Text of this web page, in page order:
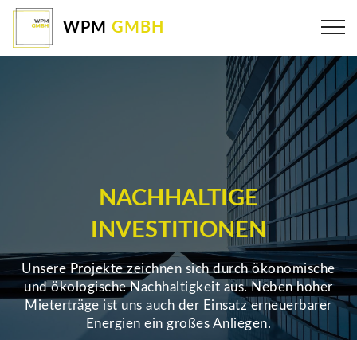
WPM GMBH
NACHHALTIGE
INVESTITIONEN
Unsere Projekte zeichnen sich durch ökonomische
und ökologische Nachhaltigkeit aus. Neben hoher
Mieterträge ist uns auch der Einsatz erneuerbarer
Energien ein großes Anliegen.